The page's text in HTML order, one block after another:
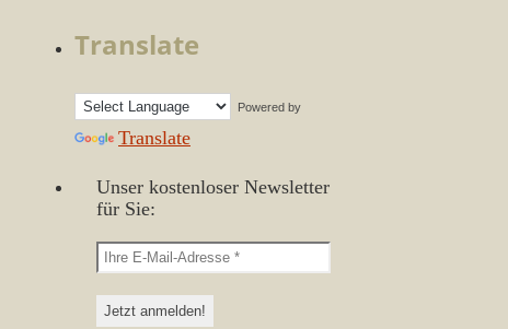
Translate
Powered by
Translate
Unser kostenloser Newsletter
für Sie: